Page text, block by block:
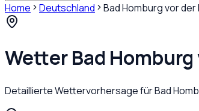
Home Deutschland Bad Homburg vor der
WetterBad
Detaillierte Wettervorhersage fürBad